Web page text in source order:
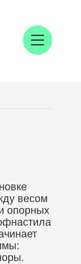
весом
опорных